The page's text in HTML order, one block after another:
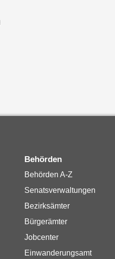
Behörden
Behörden A-Z
Senatsverwaltungen
Bezirksämter
Bürgerämter
Jobcenter
Einwanderungsamt